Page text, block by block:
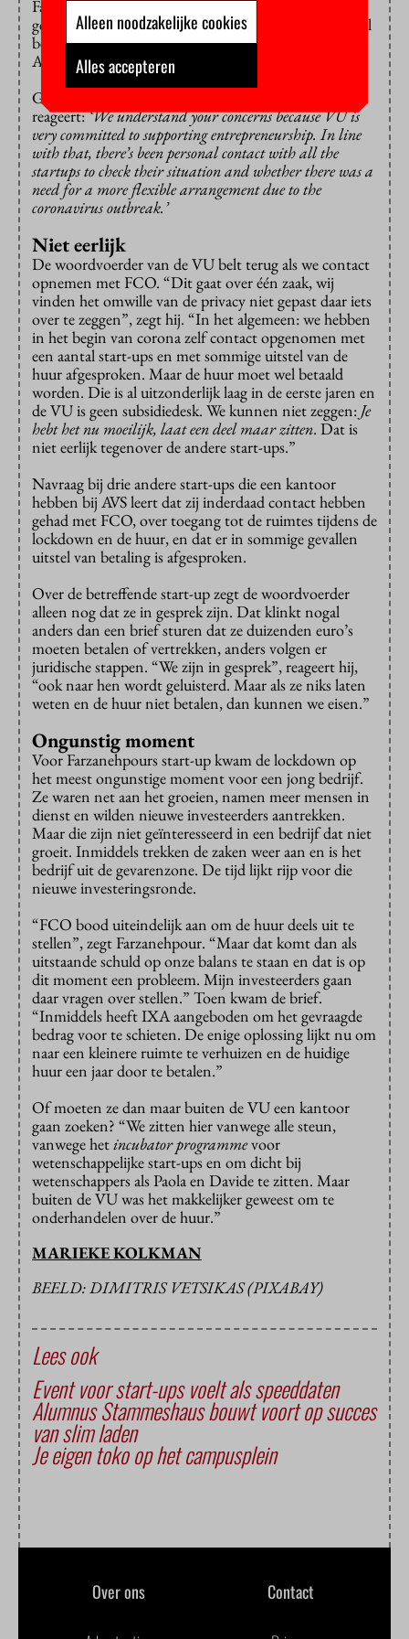
Farzanehpour: “Ik onderhandelde met elke partij die
geld van ons krijgt, zoals consultants. Iedereen was vol
begrip en dacht mee om een oplossing te vinden.
Alleen FCO niet.”
Gori Giorgi
reageert:‘We understand your concerns because VU is
very committed to supporting entrepreneurship. In line
with that, there’s been personal contact with all the
startups to check their situation and whether there was a
need for a more flexible arrangement due to the
coronavirus outbreak.’
Niet eerlijk
De woordvoerder van de VU belt terug als we contact
opnemen met FCO. “Dit gaat over één zaak, wij
vinden het omwille van de privacy niet gepast daar iets
over te zeggen”, zegt hij. “In het algemeen: we hebben
in het begin van corona zelf contact opgenomen met
een aantal start-ups en met sommige uitstel van de
huur afgesproken. Maar de huur moet wel betaald
worden. Die is al uitzonderlijk laag in de eerste jaren en
de VU is geen subsidiedesk. We kunnen niet zeggen: Je
hebt het nu moeilijk, laat een deel maar zitten. Dat is
niet eerlijk tegenover de andere start-ups.”
Navraag bij drie andere start-ups die een kantoor
hebben bij AVS leert dat zij inderdaad contact hebben
gehad met FCO, over toegang tot de ruimtes tijdens de
lockdown en de huur, en dat er in sommige gevallen
uitstel van betaling is afgesproken.
Over de betreffende start-up zegt de woordvoerder
alleen nog dat ze in gesprek zijn. Dat klinkt nogal
anders dan een brief sturen dat ze duizenden euro’s
moeten betalen of vertrekken, anders volgen er
juridische stappen. “We zijn in gesprek”, reageert hij,
“ook naar hen wordt geluisterd. Maar als ze niks laten
weten en de huur niet betalen, dan kunnen we eisen.”
Ongunstig moment
Voor Farzanehpours start-up kwam de lockdown op
het meest ongunstige moment voor een jong bedrijf.
Ze waren net aan het groeien, namen meer mensen in
dienst en wilden nieuwe investeerders aantrekken.
Maar die zijn niet geïnteresseerd in een bedrijf dat niet
groeit. Inmiddels trekken de zaken weer aan en is het
bedrijf uit de gevarenzone. De tijd lijkt rijp voor die
nieuwe investeringsronde.
“FCO bood uiteindelijk aan om de huur deels uit te
stellen”, zegt Farzanehpour. “Maar dat komt dan als
uitstaande schuld op onze balans te staan en dat is op
dit moment een probleem. Mijn investeerders gaan
daar vragen over stellen.” Toen kwam de brief.
“Inmiddels heeft IXA aangeboden om het gevraagde
bedrag voor te schieten. De enige oplossing lijkt nu om
naar een kleinere ruimte te verhuizen en de huidige
huur een jaar door te betalen.”
Of moeten ze dan maar buiten de VU een kantoor
gaan zoeken? “We zitten hier vanwege alle steun,
vanwege het incubator programmevoor
wetenschappelijke start-ups en om dicht bij
wetenschappers als Paola en Davide te zitten. Maar
buiten de VU was het makkelijker geweest om te
onderhandelen over de huur.”
MARIEKE KOLKMAN
BEELD: DIMITRIS VETSIKAS (PIXABAY)
Lees ook
Event voor start-ups voelt als speeddaten
Alumnus Stammeshaus bouwt voort op succes
van slim laden
Je eigen toko op het campusplein
Over ons Contact
Alleen noodzakelijke cookies
Alles accepteren